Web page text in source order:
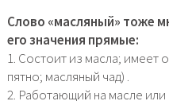
Слово «масляный» тоже
его значения прямые:
1. Состоит из масла; имеет
пятно; масляный чад) .
2. Работающий на масле